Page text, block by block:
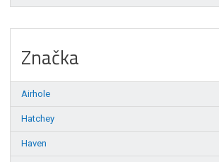
Značka
Airhole
Hatchey
Haven